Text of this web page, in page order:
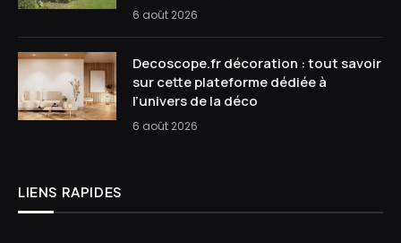
6 août 2026
Decoscope.fr décoration : tout savoir
sur cette plateforme dédiée à
l’univers de la déco
6 août 2026
LIENS RAPIDES